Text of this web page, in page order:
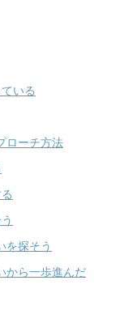
いる
ローチ方法
を探そう
から一歩進んだ